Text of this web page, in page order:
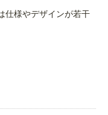
仕様やデザインが若干